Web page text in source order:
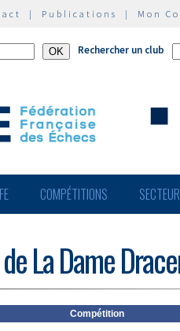
| Publications | Mon
Rechercher un club
COMPÉTITIONS
La Dame
Compétition